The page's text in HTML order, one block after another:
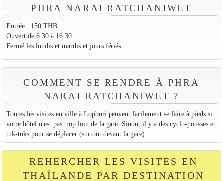
PHRA NARAI RATCHANIWET
Entrée : 150 THB
Ouvert de 6:30 à 16:30
Fermé les lundis et mardis et jours fériés.
COMMENT SE RENDRE À PHRA
NARAI RATCHANIWET ?
Toutes les visites en ville à Lopburi peuvent facilement se faire à pieds si
votre hôtel n'est pas trop loin de la gare. Sinon, il y a des cyclo-pousses et
tuk-tuks pour se déplacer (surtout devant la gare).
REHERCHER LES VISITES EN
THAÏLANDE PAR DESTINATION